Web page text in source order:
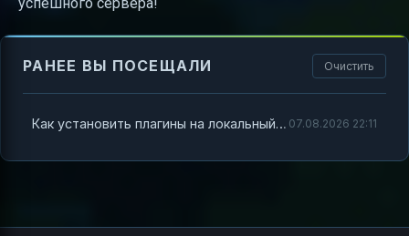
РАНЕЕ ВЫ ПОСЕЩАЛИ Очистить
Как установить плагины на локальный сервер Minecraft 07.08.2026 22:11